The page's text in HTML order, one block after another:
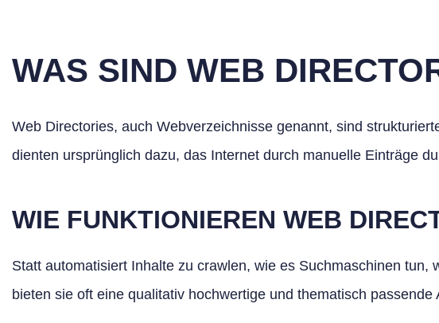
WAS SIND WEB
Web Directories, auch Webverzeichnisse genannt, sind
dienten ursprünglich dazu, das Internet durch manuelle Einträge
WIE FUNKTIONIEREN WEB
Statt automatisiert Inhalte zu crawlen, wie es Suchmaschinen
bieten sie oft eine qualitativ hochwertige und thematisch passende